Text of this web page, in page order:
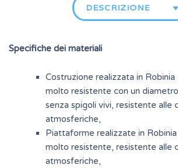
DESCRIZIONE
Specifiche dei materiali
Costruzione realizzata in
molto resistente con un
senza spigoli vivi, resistente alle
atmosferiche,
Piattaforme realizzate in
molto resistente, resistente alle
atmosferiche,